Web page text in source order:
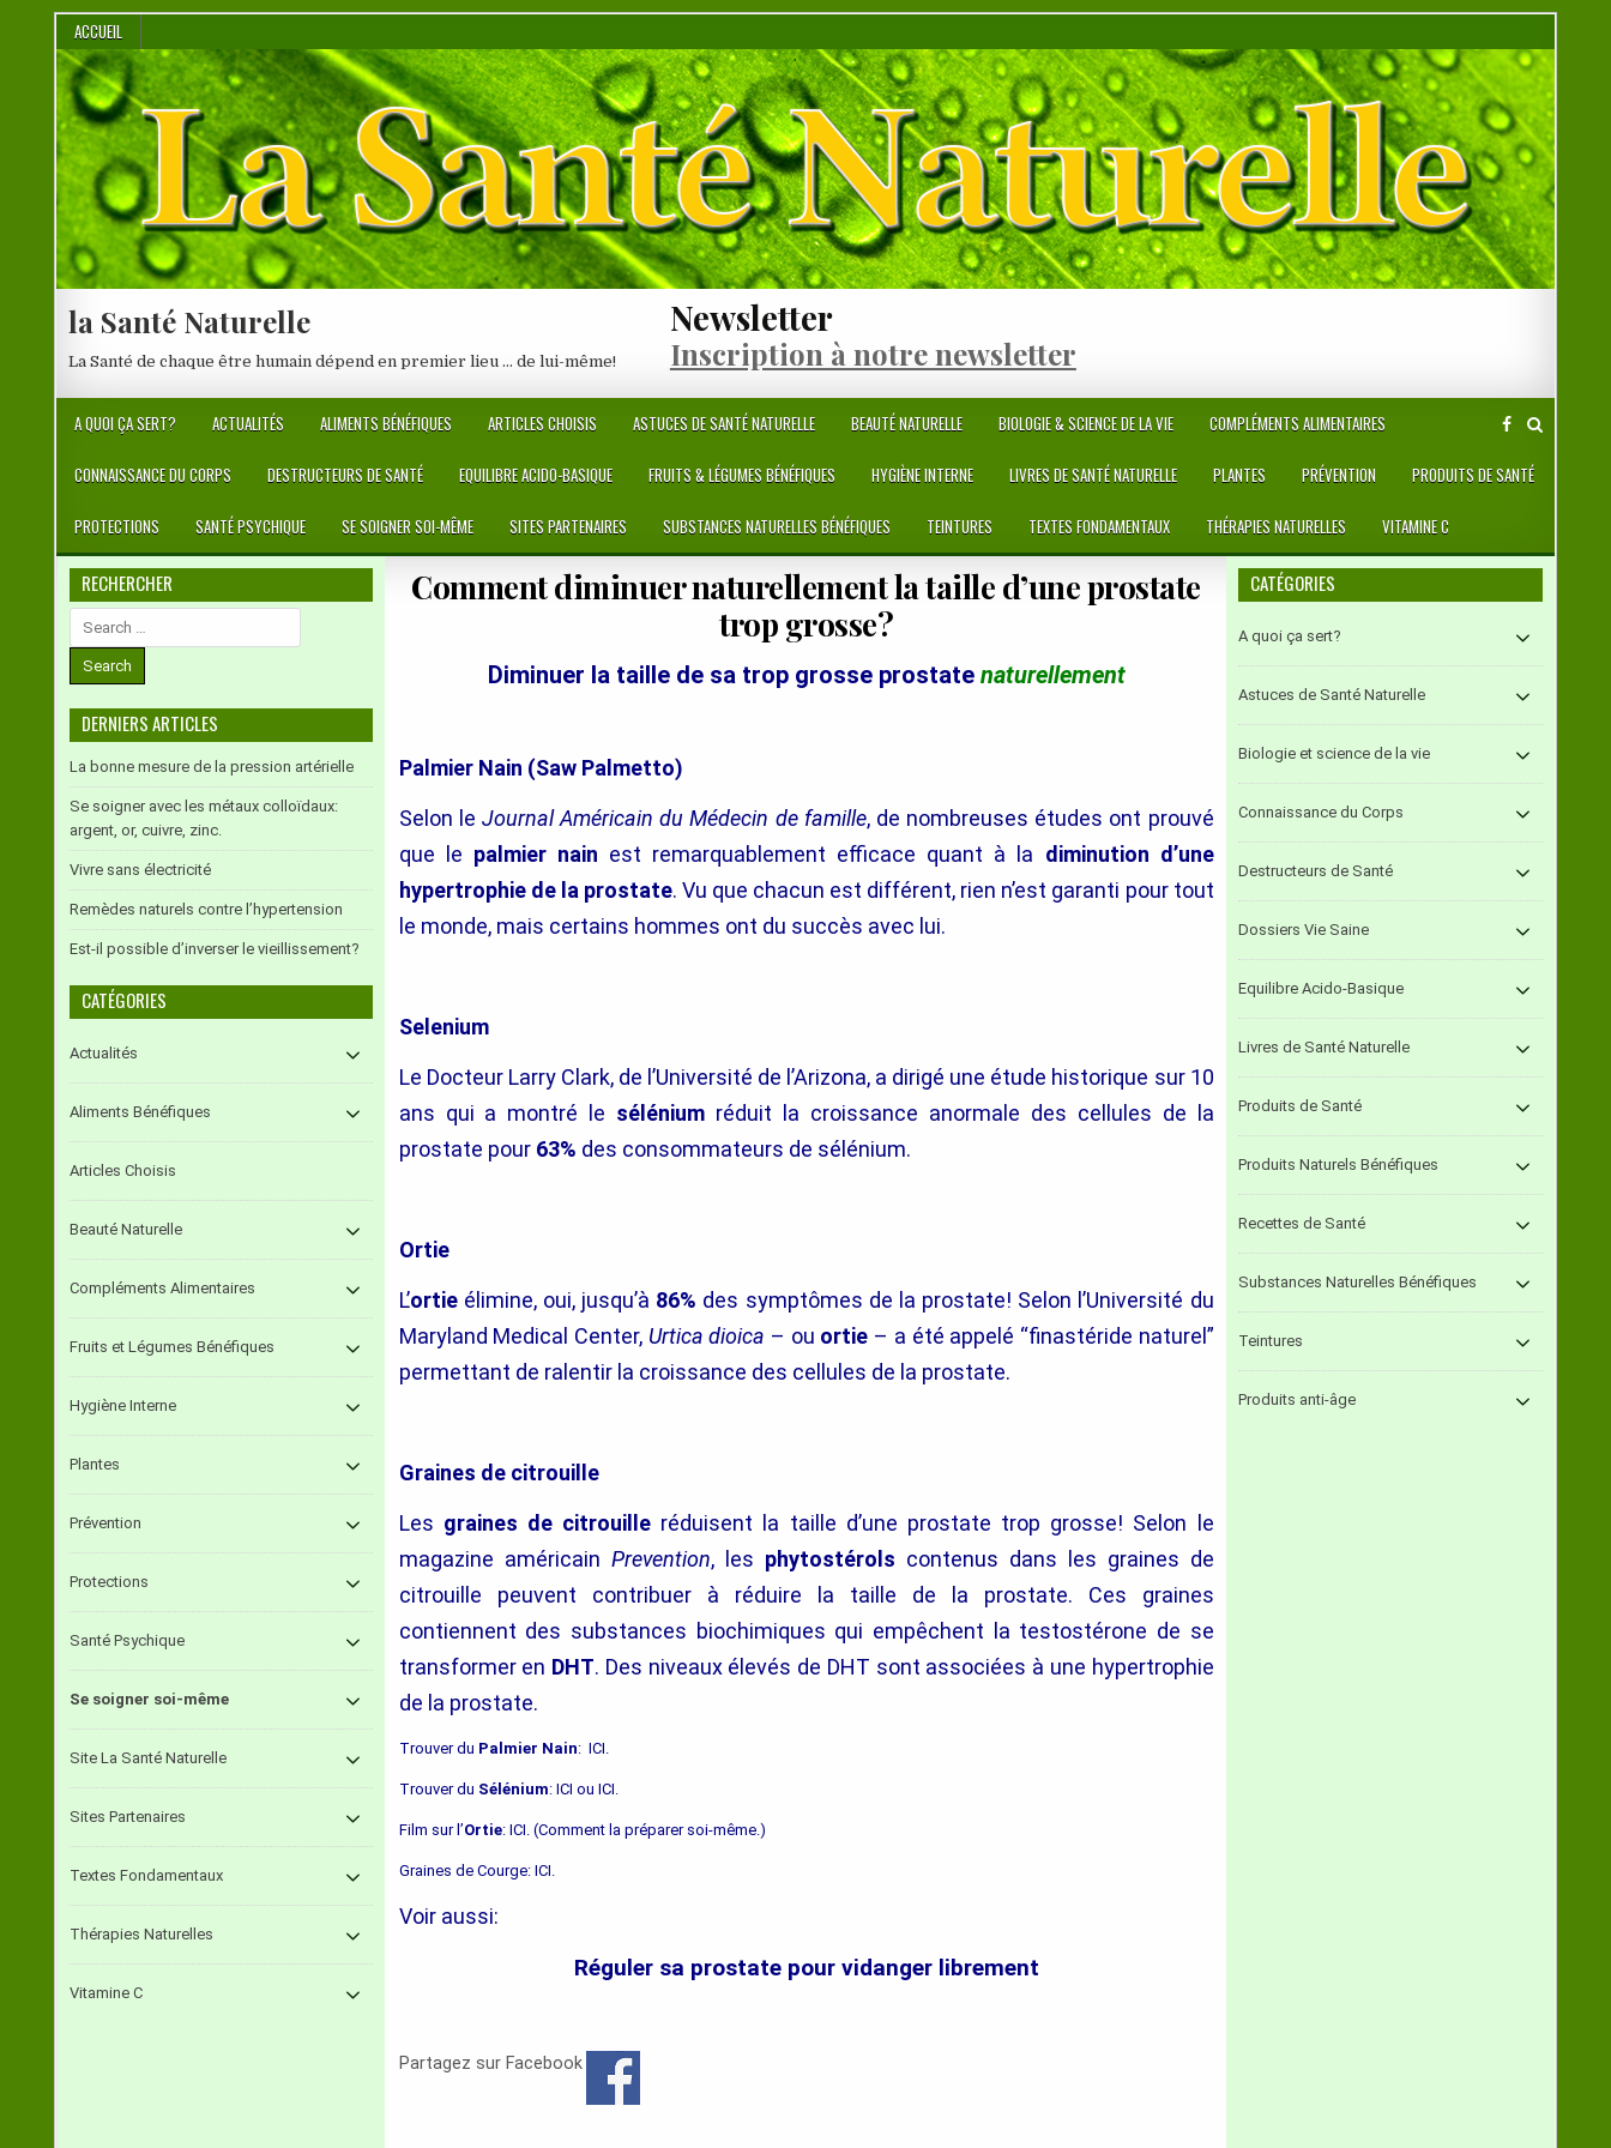
ACCUEIL
la Santé Naturelle
La Santé de chaque être humain dépend en premier lieu … de lui-même!
Newsletter
Inscription à notre newsletter
A QUOI ÇA SERT? ACTUALITÉS ALIMENTS BÉNÉFIQUES ARTICLES CHOISIS ASTUCES DE SANTÉ NATURELLE BEAUTÉ NATURELLE BIOLOGIE & SCIENCE DE LA VIE COMPLÉMENTS ALIMENTAIRES
CONNAISSANCE DU CORPS DESTRUCTEURS DE SANTÉ EQUILIBRE ACIDO-BASIQUE FRUITS & LÉGUMES BÉNÉFIQUES HYGIÈNE INTERNE LIVRES DE SANTÉ NATURELLE PLANTES PRÉVENTION PRODUITS DE SANTÉ
PROTECTIONS SANTÉ PSYCHIQUE SE SOIGNER SOI-MÊME SITES PARTENAIRES SUBSTANCES NATURELLES BÉNÉFIQUES TEINTURES TEXTES FONDAMENTAUX THÉRAPIES NATURELLES VITAMINE C
Comment diminuer naturellement la taille d’une prostate
trop grosse?
Diminuer la taille de sa trop grosse prostate naturellement
Palmier Nain (Saw Palmetto)
Selon le Journal Américain du Médecin de famille, de nombreuses études ont prouvé
que le palmier nain est remarquablement efficace quant à la diminution d’une
hypertrophie de la prostate. Vu que chacun est différent, rien n’est garanti pour tout
le monde, mais certains hommes ont du succès avec lui.
Selenium
Le Docteur Larry Clark, de l’Université de l’Arizona, a dirigé une étude historique sur 10
ans qui a montré le sélénium réduit la croissance anormale des cellules de la
prostate pour 63% des consommateurs de sélénium.
Ortie
L’ortieélimine, oui, jusqu’à 86% des symptômes de la prostate! Selon l’Université du
Maryland Medical Center, Urtica dioica – ou ortie – a été appelé “finastéride naturel”
permettant de ralentir la croissance des cellules de la prostate.
Graines de citrouille
Les graines de citrouille réduisent la taille d’une prostate trop grosse! Selon le
magazine américain Prevention, les phytostérols contenus dans les graines de
citrouille peuvent contribuer à réduire la taille de la prostate. Ces graines
contiennent des substances biochimiques qui empêchent la testostérone de se
transformer en DHT. Des niveaux élevés de DHT sont associées à une hypertrophie
de la prostate.
Trouver du Palmier Nain: ICI.
Trouver du Sélénium: ICI ou ICI.
Film sur l’Ortie: ICI. (Comment la préparer soi-même.)
Graines de Courge: ICI.
Voir aussi:
Réguler sa prostate pour vidanger librement
Partagez sur Facebook
RECHERCHER
Search
for:
DERNIERS ARTICLES
La bonne mesure de la pression artérielle
Se soigner avec les métaux colloïdaux:
argent, or, cuivre, zinc.
Vivre sans électricité
Remèdes naturels contre l’hypertension
Est-il possible d’inverser le vieillissement?
CATÉGORIES
Actualités
Aliments Bénéfiques
Articles Choisis
Beauté Naturelle
Compléments Alimentaires
Fruits et Légumes Bénéfiques
Hygiène Interne
Plantes
Prévention
Protections
Santé Psychique
Se soigner soi-même
Site La Santé Naturelle
Sites Partenaires
Textes Fondamentaux
Thérapies Naturelles
Vitamine C
CATÉGORIES
A quoi ça sert?
Astuces de Santé Naturelle
Biologie et science de la vie
Connaissance du Corps
Destructeurs de Santé
Dossiers Vie Saine
Equilibre Acido-Basique
Livres de Santé Naturelle
Produits de Santé
Produits Naturels Bénéfiques
Recettes de Santé
Substances Naturelles Bénéfiques
Teintures
Produits anti-âge